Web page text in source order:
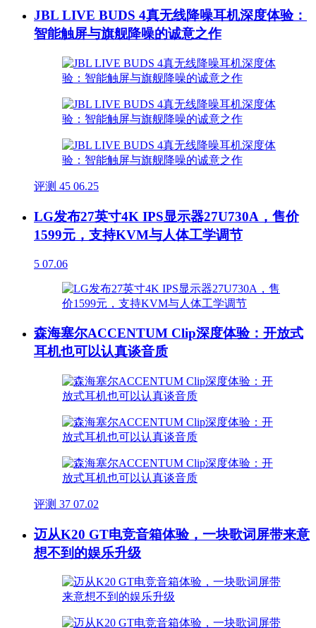
JBL LIVE BUDS 4真无线降噪耳机深度体验：
智能触屏与旗舰降噪的诚意之作
评测 45 06.25
LG发布27英寸4K IPS显示器27U730A，售价
1599元，支持KVM与人体工学调节
5 07.06
森海塞尔ACCENTUM Clip深度体验：开放式
耳机也可以认真谈音质
评测 37 07.02
迈从K20 GT电竞音箱体验，一块歌词屏带来意
想不到的娱乐升级